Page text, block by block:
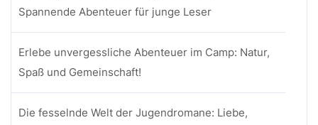
Spannende Abenteuer für junge Leser
Erlebe unvergessliche Abenteuer im Camp: Natur,
Spaß und Gemeinschaft!
Die fesselnde Welt der Jugendromane: Liebe,